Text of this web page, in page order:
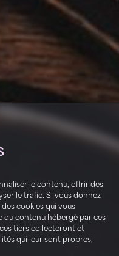
le contenu, offrir des
le trafic. Si vous donnez
cookies qui vous
contenu hébergé par ces
tiers collecteront et
qui leur sont propres,